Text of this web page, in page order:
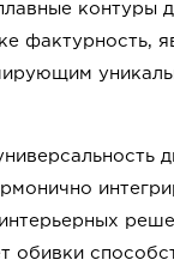
контуры
фактурность,
обивки